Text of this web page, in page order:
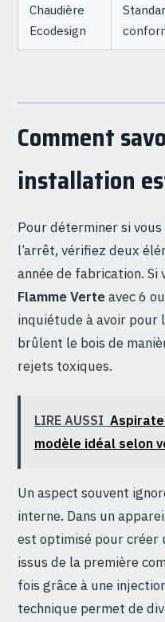
Chaudière
Ecodesign
Comment
installation
Pour déterminer si
l’arrêt, vérifiez deux
année de fabrication.
Flamme Verteavec 6
inquiétude à avoir pour
brûlent le bois de
rejets toxiques.
LIRE AUSSI
modèle idéal selon
Un aspect souvent
interne. Dans un
est optimisé pour créer
issus de la première
fois grâce à une
technique permet de